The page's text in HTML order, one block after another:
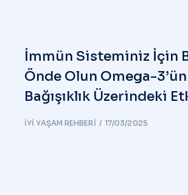
İmmün Sisteminiz İçin
Önde Olun Omega-3’ün
Bağışıklık Üzerindeki
İYI YAŞAM REHBERI 17/03/2025